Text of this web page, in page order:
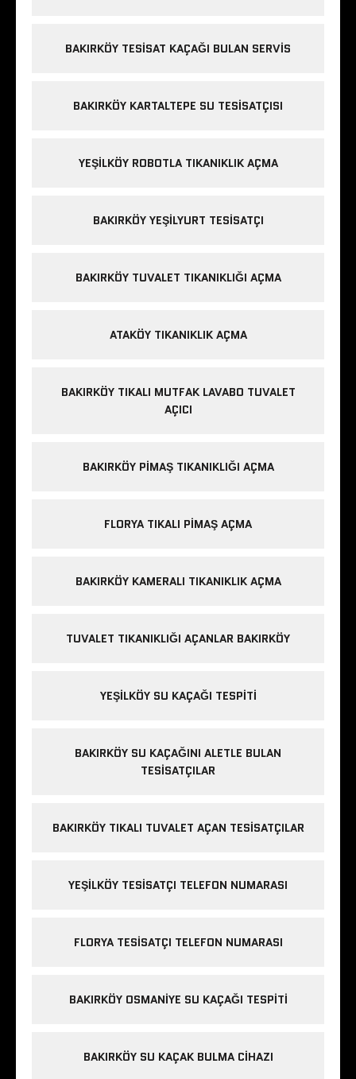
BAKIRKÖY TESISAT KAÇAĞI BULAN SERVIS
BAKIRKÖY KARTALTEPE SU TESISATÇISI
YEŞILKÖY ROBOTLA TIKANIKLIK AÇMA
BAKIRKÖY YEŞILYURT TESISATÇI
BAKIRKÖY TUVALET TIKANIKLIĞI AÇMA
ATAKÖY TIKANIKLIK AÇMA
BAKIRKÖY TIKALI MUTFAK LAVABO TUVALET
AÇICI
BAKIRKÖY PIMAŞ TIKANIKLIĞI AÇMA
FLORYA TIKALI PIMAŞ AÇMA
BAKIRKÖY KAMERALI TIKANIKLIK AÇMA
TUVALET TIKANIKLIĞI AÇANLAR BAKIRKÖY
YEŞILKÖY SU KAÇAĞI TESPITI
BAKIRKÖY SU KAÇAĞINI ALETLE BULAN
TESISATÇILAR
BAKIRKÖY TIKALI TUVALET AÇAN TESISATÇILAR
YEŞILKÖY TESISATÇI TELEFON NUMARASI
FLORYA TESISATÇI TELEFON NUMARASI
BAKIRKÖY OSMANIYE SU KAÇAĞI TESPITI
BAKIRKÖY SU KAÇAK BULMA CIHAZI